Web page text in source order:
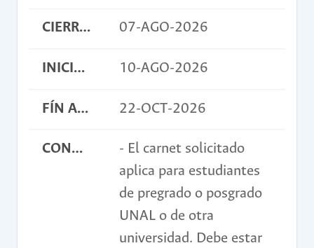
CIERRE INSCRIPCIONES 07-AGO-2026
INICIO ACTIVIDAD 10-AGO-2026
FÍN ACTIVIDAD 22-OCT-2026
CONDICIONES
- El carnet solicitado
aplica para estudiantes
de pregrado o posgrado
UNAL o de otra
universidad. Debe estar